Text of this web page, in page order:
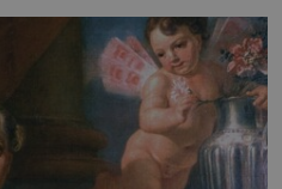
jsem odešla z rodného